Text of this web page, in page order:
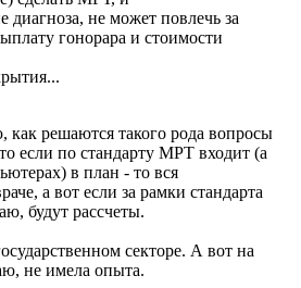
диагноза, не может повлечь за
гонорара и стоимости
решаются такого рода вопросы
если по стандарту МРТ входит (а
в план - то вся
а вот если за рамки стандарта
будут рассчеты.
секторе. А вот на
не имела опыта.